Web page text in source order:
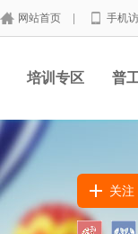
网站首页 手机
培训专区 普
关注